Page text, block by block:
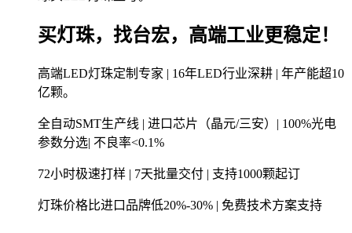
买灯珠，找台宏，高端工业更稳定！
高端LED灯珠定制专家 | 16年LED行业深耕 | 年产能超10
亿颗。
全自动SMT生产线 | 进口芯片（晶元/三安）| 100%光电
参数分选| 不良率<0.1%
72小时极速打样 | 7天批量交付 | 支持1000颗起订
灯珠价格比进口品牌低20%-30% | 免费技术方案支持